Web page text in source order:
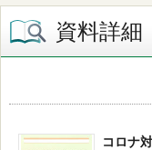
資料詳細
コロナ